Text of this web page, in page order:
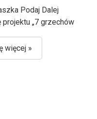
Podaj Dalej
„7 grzechów
więcej »